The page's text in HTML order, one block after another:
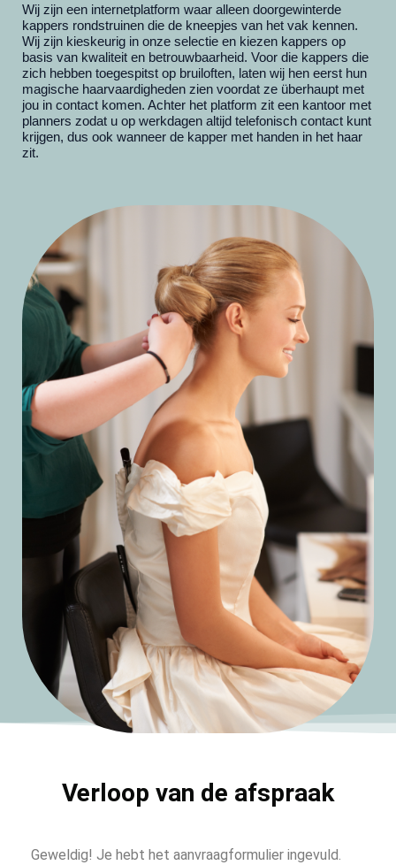
Wij zijn een internetplatform waar alleen doorgewinterde
kappers rondstruinen die de kneepjes van het vak kennen.
Wij zijn kieskeurig in onze selectie en kiezen kappers op
basis van kwaliteit en betrouwbaarheid. Voor die kappers die
zich hebben toegespitst op bruiloften, laten wij hen eerst hun
magische haarvaardigheden zien voordat ze überhaupt met
jou in contact komen. Achter het platform zit een kantoor met
planners zodat u op werkdagen altijd telefonisch contact kunt
krijgen, dus ook wanneer de kapper met handen in het haar
zit.
Verloop van de afspraak
Geweldig! Je hebt het aanvraagformulier ingevuld.